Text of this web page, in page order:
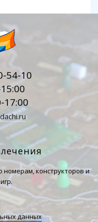
54-10
17:00
номерам, конструкторов и
данных